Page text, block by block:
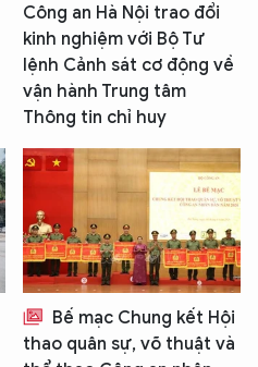
Công an Hà Nội trao đổi
kinh nghiệm với Bộ Tư
lệnh Cảnh sát cơ động về
vận hành Trung tâm
Thông tin chỉ huy
Bế mạc Chung kết Hội
thao quân sự, võ thuật và